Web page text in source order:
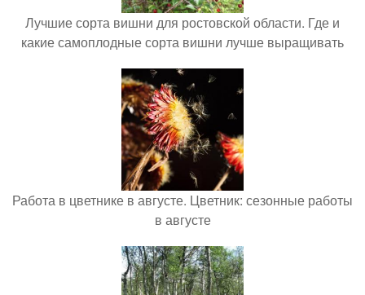
Лучшие сорта вишни для ростовской области. Где и
какие самоплодные сорта вишни лучше выращивать
Работа в цветнике в августе. Цветник: сезонные работы
в августе